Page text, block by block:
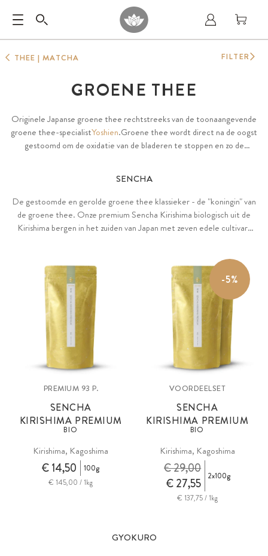
THEE | MATCHA
GROENE THEE
Originele Japanse groene thee rechtstreeks van de toonaangevende
groene thee-specialistYoshien.Groene thee wordt direct na de oogst
gestoomd om de oxidatie van de bladeren te stoppen en zo de
SENCHA
De gestoomde en gerolde groene thee klassieker - de "koningin" van
de groene thee. Onze premium Sencha Kirishima biologisch uit de
Kirishima bergen in het zuiden van Japan met zeven edele cultivars
PREMIUM 93 P.
SENCHA
KIRISHIMA PREMIUM
BIO
Kirishima, Kagoshima
€ 14,50
100g
€ 145,00 / 1kg
-5%
VOORDEELSET
SENCHA
KIRISHIMA PREMIUM
BIO
Kirishima, Kagoshima
€ 27,55
€ 29,00 2x100g
€ 137,75 / 1kg
GYOKURO
FILTER